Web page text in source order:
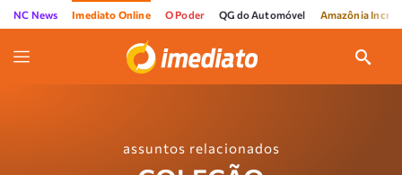
NC News Imediato Online O Poder QG do Automóvel Amazônia
assuntos relacionados